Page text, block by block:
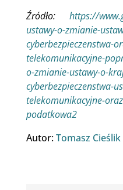
Źródło:https://
ustawy-o-zmianie-
cyberbezpieczenstwa-
telekomunikacyjne-
o-zmianie-ustawy-o-
cyberbezpieczenstwa-
telekomunikacyjne-
podatkowa2
Autor:Tomasz Cieślik